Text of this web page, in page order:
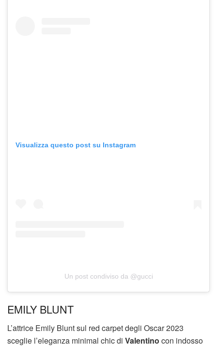
Visualizza questo post su Instagram
Un post condiviso da @gucci
EMILY BLUNT
L’attrice Emily Blunt sul red carpet degli Oscar 2023
sceglie l’eleganza minimal chic di Valentino con indosso